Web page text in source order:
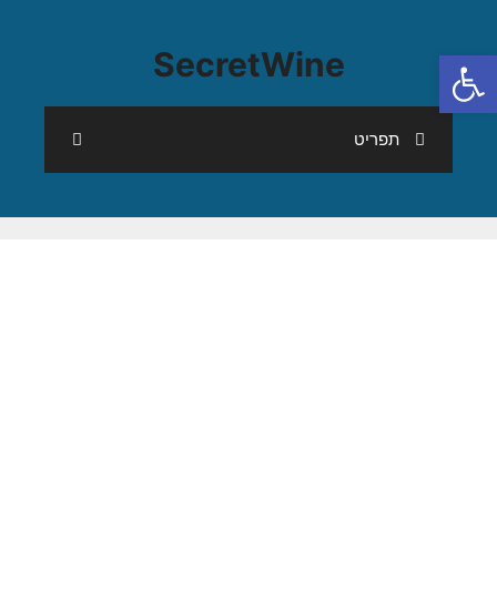
פתח סרגל נגישות SecretWine
תפריט